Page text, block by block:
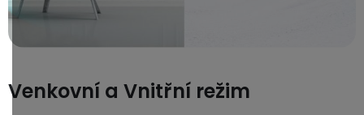
Venkovní a Vnitřní režim